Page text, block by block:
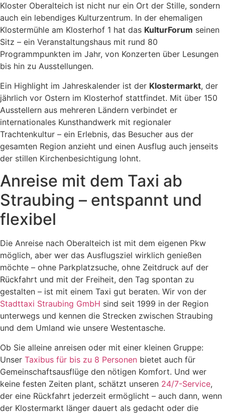
Kloster Oberalteich ist nicht nur ein Ort der Stille, sondern
auch ein lebendiges Kulturzentrum. In der ehemaligen
Klostermühle am Klosterhof 1 hat das KulturForum seinen
Sitz – ein Veranstaltungshaus mit rund 80
Programmpunkten im Jahr, von Konzerten über Lesungen
bis hin zu Ausstellungen.
Ein Highlight im Jahreskalender ist der Klostermarkt, der
jährlich vor Ostern im Klosterhof stattfindet. Mit über 150
Ausstellern aus mehreren Ländern verbindet er
internationales Kunsthandwerk mit regionaler
Trachtenkultur – ein Erlebnis, das Besucher aus der
gesamten Region anzieht und einen Ausflug auch jenseits
der stillen Kirchenbesichtigung lohnt.
Anreise mit dem Taxi ab
Straubing – entspannt und
flexibel
Die Anreise nach Oberalteich ist mit dem eigenen Pkw
möglich, aber wer das Ausflugsziel wirklich genießen
möchte – ohne Parkplatzsuche, ohne Zeitdruck auf der
Rückfahrt und mit der Freiheit, den Tag spontan zu
gestalten – ist mit einem Taxi gut beraten. Wir von der
Stadttaxi Straubing GmbH sind seit 1999 in der Region
unterwegs und kennen die Strecken zwischen Straubing
und dem Umland wie unsere Westentasche.
Ob Sie alleine anreisen oder mit einer kleinen Gruppe:
Unser Taxibus für bis zu 8 Personen bietet auch für
Gemeinschaftsausflüge den nötigen Komfort. Und wer
keine festen Zeiten plant, schätzt unseren 24/7-Service,
der eine Rückfahrt jederzeit ermöglicht – auch dann, wenn
der Klostermarkt länger dauert als gedacht oder die